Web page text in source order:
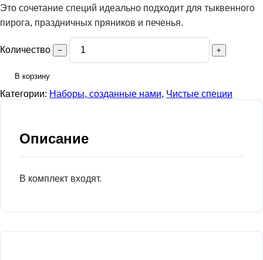
Это сочетание специй идеально подходит для тыквенного
пирога, праздничных пряников и печенья.
Количество − +
В корзину
Категории: Наборы, созданные нами, Чистые специи
Описание
В комплект входят.